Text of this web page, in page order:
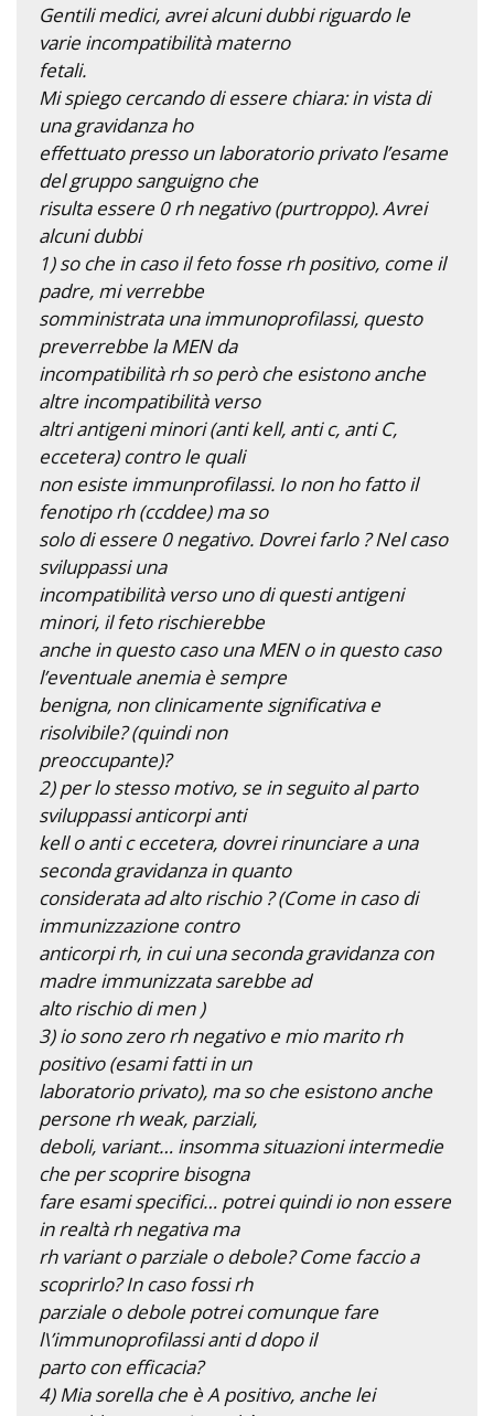
Gentili medici, avrei alcuni dubbi riguardo le
varie incompatibilità materno
fetali.
Mi spiego cercando di essere chiara: in vista di
una gravidanza ho
effettuato presso un laboratorio privato l’esame
del gruppo sanguigno che
risulta essere 0 rh negativo (purtroppo). Avrei
alcuni dubbi
1) so che in caso il feto fosse rh positivo, come il
padre, mi verrebbe
somministrata una immunoprofilassi, questo
preverrebbe la MEN da
incompatibilità rh so però che esistono anche
altre incompatibilità verso
altri antigeni minori (anti kell, anti c, anti C,
eccetera) contro le quali
non esiste immunprofilassi. Io non ho fatto il
fenotipo rh (ccddee) ma so
solo di essere 0 negativo. Dovrei farlo ? Nel caso
sviluppassi una
incompatibilità verso uno di questi antigeni
minori, il feto rischierebbe
anche in questo caso una MEN o in questo caso
l’eventuale anemia è sempre
benigna, non clinicamente significativa e
risolvibile? (quindi non
preoccupante)?
2) per lo stesso motivo, se in seguito al parto
sviluppassi anticorpi anti
kell o anti c eccetera, dovrei rinunciare a una
seconda gravidanza in quanto
considerata ad alto rischio ? (Come in caso di
immunizzazione contro
anticorpi rh, in cui una seconda gravidanza con
madre immunizzata sarebbe ad
alto rischio di men )
3) io sono zero rh negativo e mio marito rh
positivo (esami fatti in un
laboratorio privato), ma so che esistono anche
persone rh weak, parziali,
deboli, variant… insomma situazioni intermedie
che per scoprire bisogna
fare esami specifici… potrei quindi io non essere
in realtà rh negativa ma
rh variant o parziale o debole? Come faccio a
scoprirlo? In caso fossi rh
parziale o debole potrei comunque fare
l\’immunoprofilassi anti d dopo il
parto con efficacia?
4) Mia sorella che è A positivo, anche lei